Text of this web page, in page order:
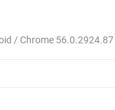
/ Chrome 56.0.2924.87